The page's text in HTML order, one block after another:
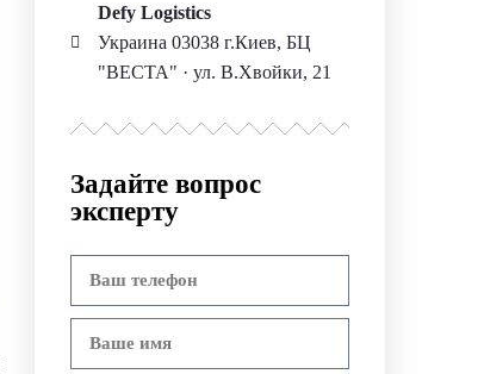
Defy Logistics
Украина 03038 г.Киев, БЦ
"ВЕСТА" · ул. В.Хвойки, 21
Задайте вопрос
эксперту